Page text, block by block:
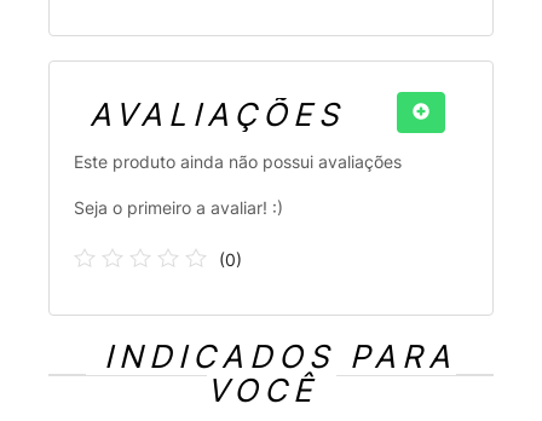
AVALIAÇÕES
Este produto ainda não possui avaliações
Seja o primeiro a avaliar! :)
(0)
INDICADOS PARA
VOCÊ